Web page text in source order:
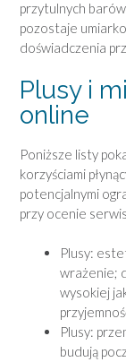
przytulnych
pozostaje
doświadczenia
Plusy i
online
Poniższe listy
korzyściami
potencjalnymi
przy ocenie
Plusy:
wrażenie;
wysokiej
Plusy:
budują